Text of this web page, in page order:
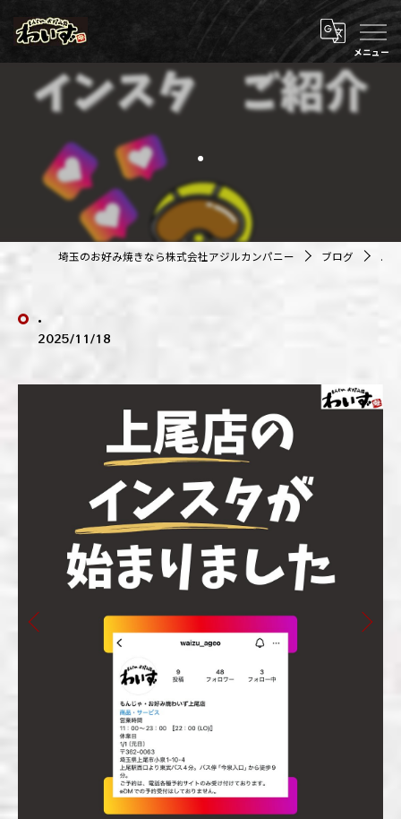
.
埼玉のお好み焼きなら株式会社アジルカンパニー ブログ .
.
2025/11/18